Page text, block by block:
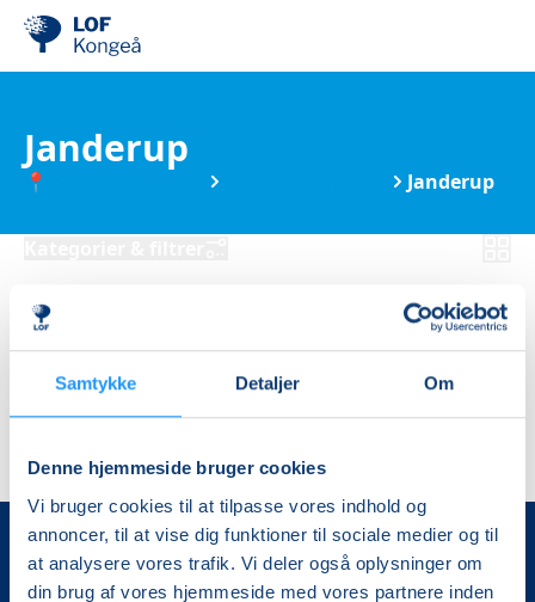
Samtykke Detaljer Om
Denne hjemmeside bruger cookies
Vi bruger cookies til at tilpasse vores indhold og
annoncer, til at vise dig funktioner til sociale medier og til
at analysere vores trafik. Vi deler også oplysninger om
din brug af vores hjemmeside med vores partnere inden
Janderup
📍 Kurser nær DIG Janderup